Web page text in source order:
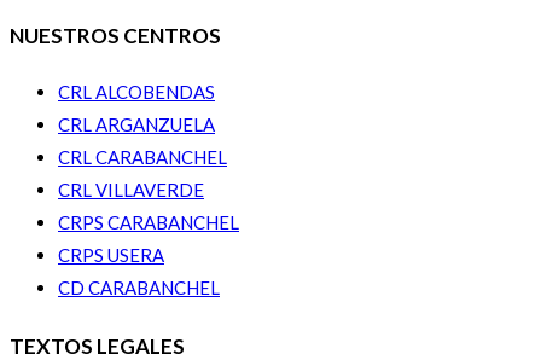
NUESTROS CENTROS
CRL ALCOBENDAS
CRL ARGANZUELA
CRL CARABANCHEL
CRL VILLAVERDE
CRPS CARABANCHEL
CRPS USERA
CD CARABANCHEL
TEXTOS LEGALES